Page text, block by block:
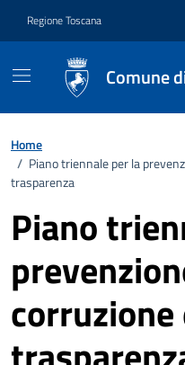
Regione Toscana
Comune
Home
/ Piano triennale per la
trasparenza
Piano
corruzione